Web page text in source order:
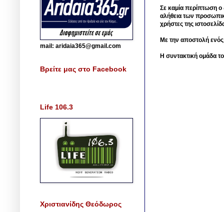
Σε καμία περίπτωση ο
αλήθεια των
χρήστες της
Με την αποστολή
Η συντακτική ομάδα
mail: aridaia365@gmail.com
Βρείτε μας στο Facebook
Life 106.3
Χριστιανίδης Θεόδωρος